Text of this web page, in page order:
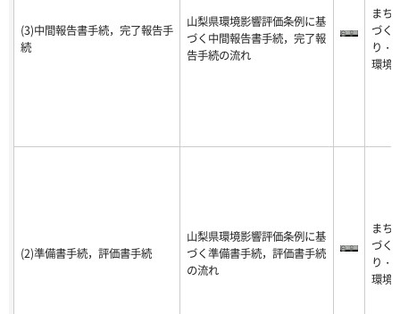
(3)中間報告書手続，完了報告手
続
山梨県環境影響評価条例に基
づく中間報告書手続，完了報
告手続の流れ
まち
づく
り・
環境
(2)準備書手続，評価書手続
山梨県環境影響評価条例に基
づく準備書手続，評価書手続
の流れ
まち
づく
り・
環境